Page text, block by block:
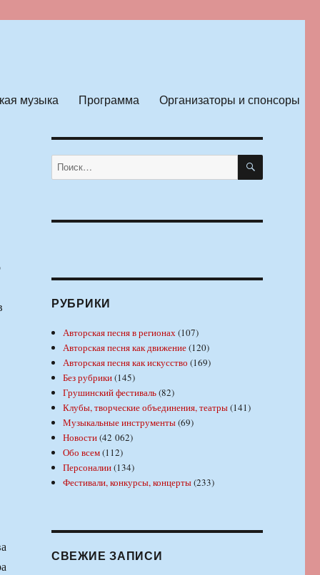
музыка Программа Организаторы и спонсоры
Искать: ПОИСК
РУБРИКИ
Авторская песня в регионах(107)
Авторская песня как движение(120)
Авторская песня как искусство (169)
Без рубрики(145)
Грушинский фестиваль(82)
Клубы, творческие объединения, театры(141)
Музыкальные инструменты(69)
Новости(42 062)
Обо всем(112)
Персоналии(134)
Фестивали, конкурсы, концерты(233)
СВЕЖИЕ ЗАПИСИ